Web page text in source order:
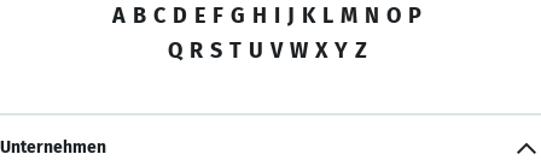
A B C D E F G H I J K L M N O P
Q R S T U V W X Y Z
Unternehmen